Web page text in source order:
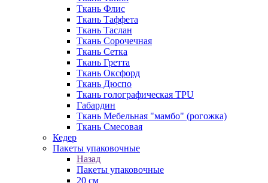
Ткань Флис
Ткань Таффета
Ткань Таслан
Ткань Сорочечная
Ткань Сетка
Ткань Гретта
Ткань Оксфорд
Ткань Дюспо
Ткань голографическая TPU
Габардин
Ткань Мебельная "мамбо" (рогожка)
Ткань Смесовая
Кедер
Пакеты упаковочные
Назад
Пакеты упаковочные
20 см